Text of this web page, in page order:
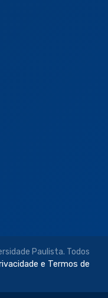
Paulista. Todos
e Termos de